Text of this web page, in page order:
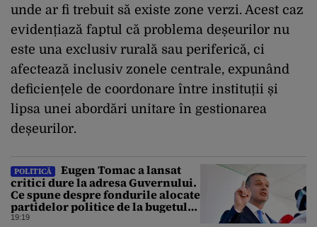
unde ar fi trebuit să existe zone verzi. Acest caz
evidențiază faptul că problema deșeurilor nu
este una exclusiv rurală sau periferică, ci
afectează inclusiv zonele centrale, expunând
deficiențele de coordonare între instituții și
lipsa unei abordări unitare în gestionarea
deșeurilor.
POLITICĂ
Eugen Tomac a lansat
critici dure la adresa Guvernului.
Ce spune despre fondurile alocate
partidelor politice de la bugetul
de stat
19:19